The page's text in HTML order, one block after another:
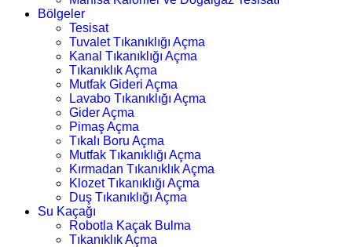
Bölgeler
Tesisat
Tuvalet Tıkanıklığı Açma
Kanal Tıkanıklığı Açma
Tıkanıklık Açma
Mutfak Gideri Açma
Lavabo Tıkanıklığı Açma
Gider Açma
Pimaş Açma
Tıkalı Boru Açma
Mutfak Tıkanıklığı Açma
Kırmadan Tıkanıklık Açma
Klozet Tıkanıklığı Açma
Duş Tıkanıklığı Açma
Su Kaçağı
Robotla Kaçak Bulma
Tıkanıklık Açma